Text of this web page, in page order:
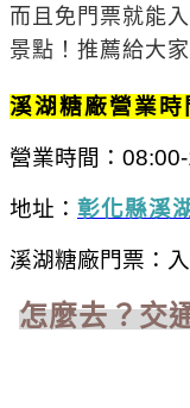
而且免門票就能
景點！推薦給大
溪湖糖廠營業時
營業時間：
地址： 彰化縣溪
溪湖糖廠門票：
怎麼去？交